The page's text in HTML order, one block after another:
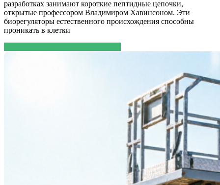
разработках занимают короткие пептидные цепочки,
открытые профессором Владимиром Хавинсоном. Эти
биорегуляторы естественного происхождения способны
проникать в клетки